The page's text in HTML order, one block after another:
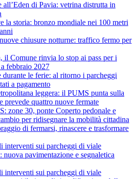
all’Eden di Pavia: vetrina distrutta in
la storia: bronzo mondiale nei 100 metri
chiusure notturne: traffico fermo per
il Comune rinvia lo stop ai pass per i
febbraio 2027
durante le ferie: al ritorno i parcheggi
a pagamento
leggera: il PUMS punta sulla
prevede quattro nuove fermate
zone 30, ponte Coperto pedonale e
per ridisegnare la mobilità cittadina
di fermarsi, rinascere e trasformare
interventi sui parcheggi di viale
pavimentazione e segnaletica
interventi sui parcheggi di viale